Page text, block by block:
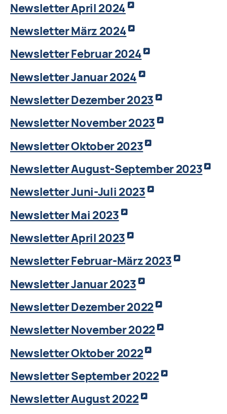
Newsletter April 2024
Newsletter März 2024
Newsletter Februar 2024
Newsletter Januar 2024
Newsletter Dezember 2023
Newsletter November 2023
Newsletter Oktober 2023
Newsletter August-September 2023
Newsletter Juni-Juli 2023
Newsletter Mai 2023
Newsletter April 2023
Newsletter Februar-März 2023
Newsletter Januar 2023
Newsletter Dezember 2022
Newsletter November 2022
Newsletter Oktober 2022
Newsletter September 2022
Newsletter August 2022